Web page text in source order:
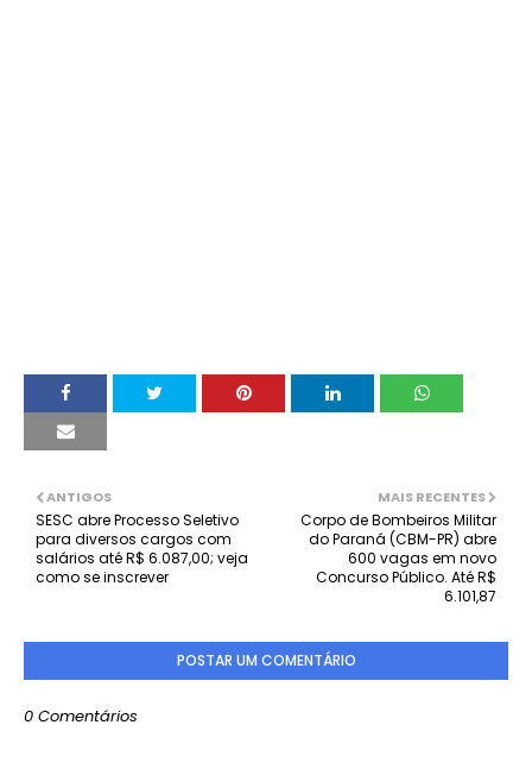
MAIS RECENTES
Corpo de Bombeiros Militar
do Paraná (CBM-PR) abre
600 vagas em novo
Concurso Público. Até R$
6.101,87
ANTIGOS
SESC abre Processo Seletivo
para diversos cargos com
salários até R$ 6.087,00; veja
como se inscrever
POSTAR UM COMENTÁRIO
0 Comentários